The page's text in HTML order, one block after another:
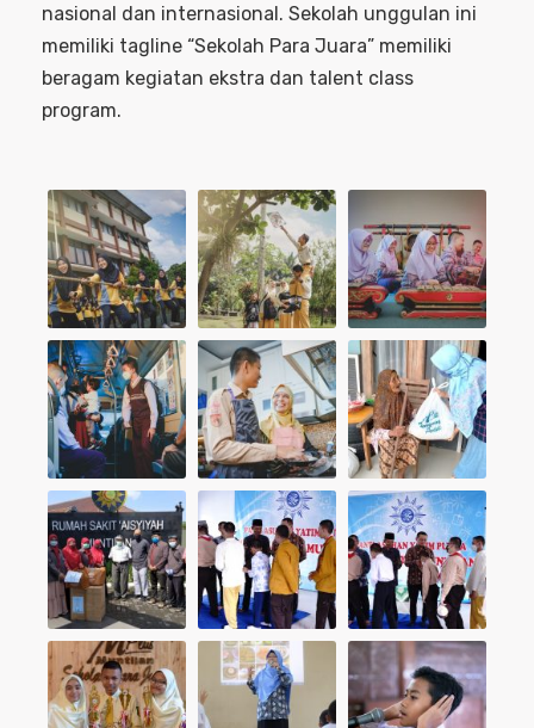
nasional dan internasional. Sekolah unggulan ini
memiliki tagline “Sekolah Para Juara” memiliki
beragam kegiatan ekstra dan talent class
program.